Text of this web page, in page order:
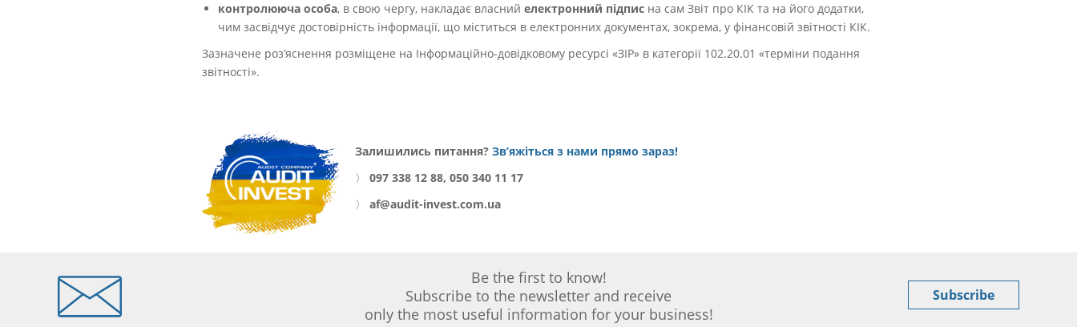
контролююча особа, в свою чергу, накладає власний електронний підпис на сам Звіт про КІК та на його додатки,
чим засвідчує достовірність інформації, що міститься в електронних документах, зокрема, у фінансовій звітності КІК.
Зазначене роз’яснення розміщене на Інформаційно-довідковому ресурсі «ЗІР» в категорії 102.20.01 «терміни подання
звітності».
Залишились питання? Зв’яжіться з нами прямо зараз!
〉
097 338 12 88, 050 340 11 17
〉
af@audit-invest.com.ua
Be the first to know!
Subscribe to the newsletter and receive
only the most useful information for your business!
Subscribe